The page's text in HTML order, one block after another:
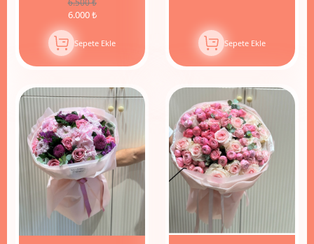
6.500 ₺
6.000 ₺
Sepete Ekle Sepete Ekle
9%
İndirim